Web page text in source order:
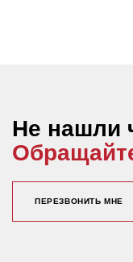
Не нашли
ПЕРЕЗВОНИТЬ МНЕ